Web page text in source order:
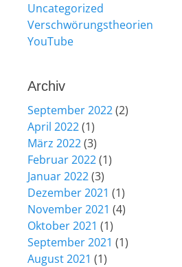
Uncategorized
Verschwörungstheorien
YouTube
Archiv
September 2022(2)
April 2022(1)
März 2022(3)
Februar 2022(1)
Januar 2022(3)
Dezember 2021 (1)
November 2021 (4)
Oktober 2021 (1)
September 2021 (1)
August 2021 (1)